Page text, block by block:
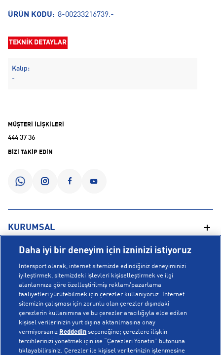
ÜRÜN KODU: 8-00233216739.-
TEKNİK DETAYLAR
Kalıp:
-
MÜŞTERİ İLİŞKİLERİ
444 37 36
BİZİ TAKİP EDİN
KURUMSAL
Hakkımızda
Mağazalarımız
Bilgi Toplumu Hizmetleri
Gizlilik Politikası
İşlem Rehberi
Kampanyalar
YARDIM
Sipariş Takibi
İptal & İade
Sıkça Sorulan Sorular
Yetkili Servis Listesi
POPÜLER KOLEKSİYONLAR
Voleybol Milli Takım Formaları
New Balance 408
© Copyright INTERSPORT 2026
Daha iyi bir deneyim için izninizi istiyoruz
Intersport olarak, internet sitemizde edindiğiniz deneyiminizi
iyileştirmek, sitemizdeki işlevleri kişiselleştirmek ve ilgi
alanlarınıza göre özelleştirilmiş reklam/pazarlama
faaliyetleri yürütebilmek için çerezler kullanıyoruz. İnternet
sitemizin çalışması için zorunlu olan çerezler dışındaki
çerezlerin kullanımına ve bu çerezler aracılığıyla elde edilen
kişisel verilerinizin yurt dışına aktarılmasına onay
vermiyorsanız Reddedin seçeneğine; çerezlere ilişkin
tercihlerinizi yönetmek için ise “Çerezleri Yönetin” butonuna
tıklayabilirsiniz. Çerezler ile kişisel verilerinizin işlenmesine